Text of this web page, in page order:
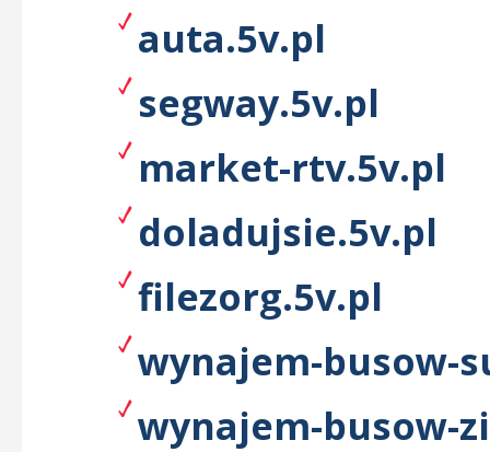
auta.5v.pl
segway.5v.pl
market-rtv.5v.pl
doladujsie.5v.pl
filezorg.5v.pl
wynajem-busow-
wynajem-busow-